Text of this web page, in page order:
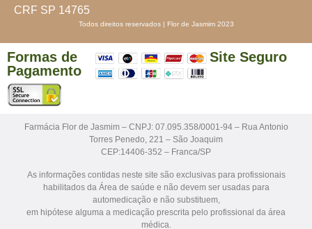
CRF SP 14765
Todos direitos reservados | Flor de Jasmim 2023
Formas de
Pagamento
Site Seguro
Farmácia Flor de Jasmim – CNPJ: 07.095.358/0001-94 – Rua Antonio
Torres Penedo, 221 – São Joaquim
CEP:14406-352 – Franca/SP
As informações contidas neste site são exclusivas para profissionais
habilitados da Área de saúde e não devem ser usadas para
automedicação e não substituem,
em hipótese alguma a medicação prescrita pelo profissional da área
médica.